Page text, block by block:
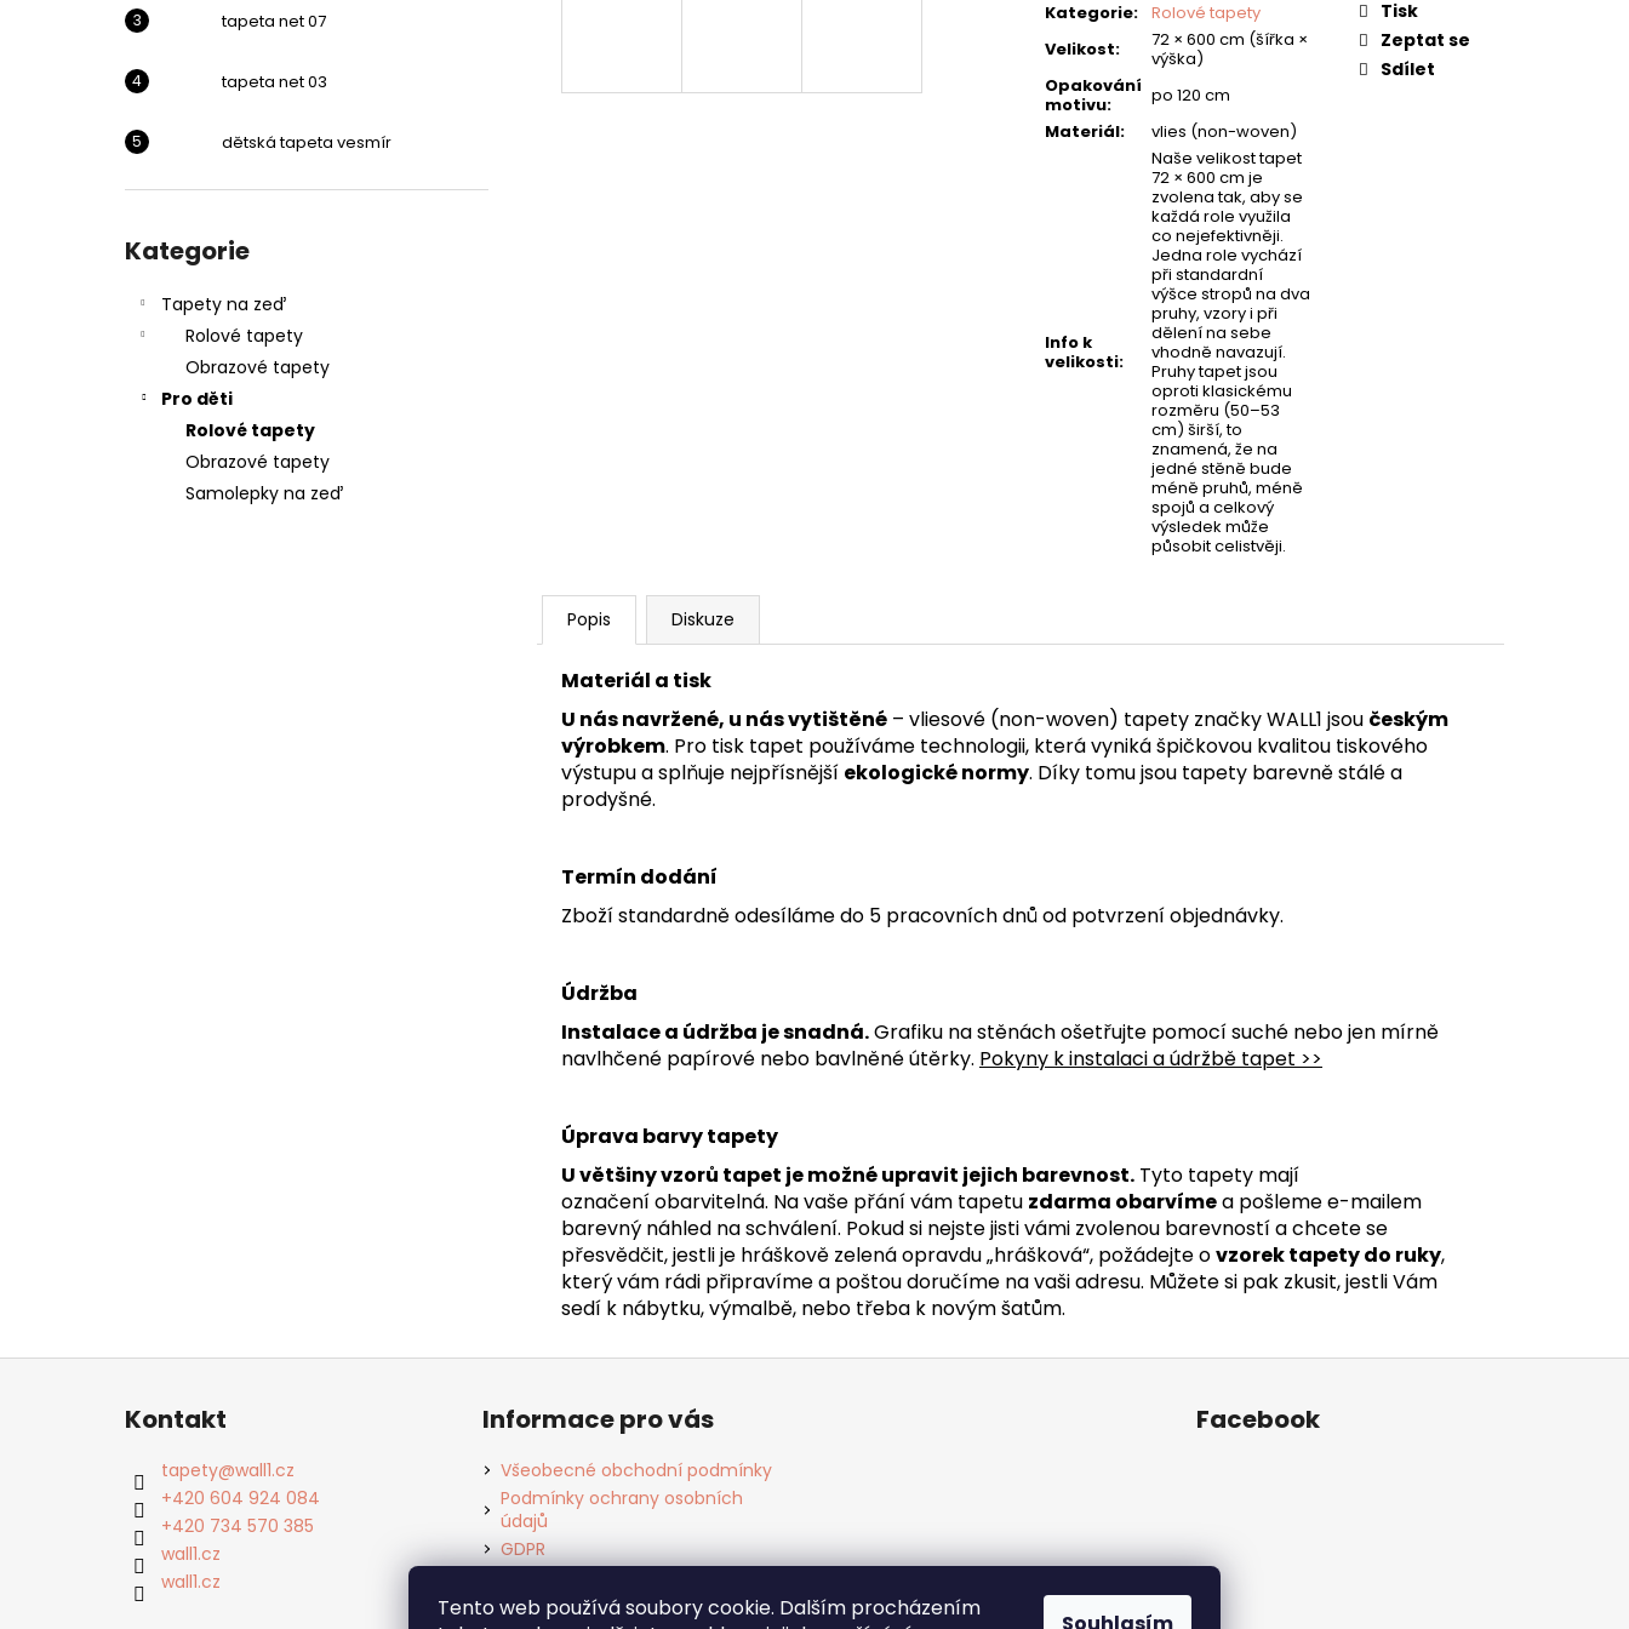
Tento web používá soubory cookie. Dalším procházením
tapeta net 07
tapeta net 03
dětská tapeta vesmír
kategorie
Kategorie
Tapety na zeď
Rolové tapety
Obrazové tapety
Pro děti
Rolové tapety
Obrazové tapety
Samolepky na zeď
Kategorie: Rolové tapety
Velikost:
72 × 600 cm (šířka ×
výška)
Opakování
motivu:
po 120 cm
Materiál: vlies (non-woven)
Info k
velikosti:
Naše velikost tapet
72 × 600 cm je
zvolena tak, aby se
každá role využila
co nejefektivněji.
Jedna role vychází
při standardní
výšce stropů na dva
pruhy, vzory i při
dělení na sebe
vhodně navazují.
Pruhy tapet jsou
oproti klasickému
rozměru (50–53
cm) širší, to
znamená, že na
jedné stěně bude
méně pruhů, méně
spojů a celkový
výsledek může
působit celistvěji.
Tisk
Zeptat se
Sdílet
Popis Diskuze
Materiál a tisk
U nás navržené, u nás vytištěné – vliesové (non-woven) tapety značky WALL1 jsou českým
výrobkem. Pro tisk tapet používáme technologii, která vyniká špičkovou kvalitou tiskového
výstupu a splňuje nejpřísnější ekologické normy. Díky tomu jsou tapety barevně stálé a
prodyšné.
Termín dodání
Zboží standardně odesíláme do 5 pracovních dnů od potvrzení objednávky.
Údržba
Instalace a údržba je snadná.Grafiku na stěnách ošetřujte pomocí suché nebo jen mírně
navlhčené papírové nebo bavlněné útěrky. Pokyny k instalaci a údržbě tapet >>
Úprava barvy tapety
U většiny vzorů tapet je možné upravit jejich barevnost. Tyto tapety mají
označení obarvitelná. Na vaše přání vám tapetu zdarma obarvímea pošleme e-mailem
barevný náhled na schválení. Pokud si nejste jisti vámi zvolenou barevností a chcete se
přesvědčit, jestli je hráškově zelená opravdu „hrášková“, požádejte ovzorek tapety do ruky,
který vám rádi připravíme a poštou doručíme na vaši adresu. Můžete si pak zkusit, jestli Vám
sedí k nábytku, výmalbě, nebo třeba k novým šatům.
Z
Kontakt
tapety@wall1.cz
+420 604 924 084
+420 734 570 385
wall1.cz
wall1.cz
Informace pro vás
Všeobecné obchodní podmínky
Podmínky ochrany osobních
údajů
GDPR
Kontakt
Facebook